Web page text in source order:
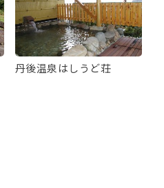
丹後温泉はしうど荘